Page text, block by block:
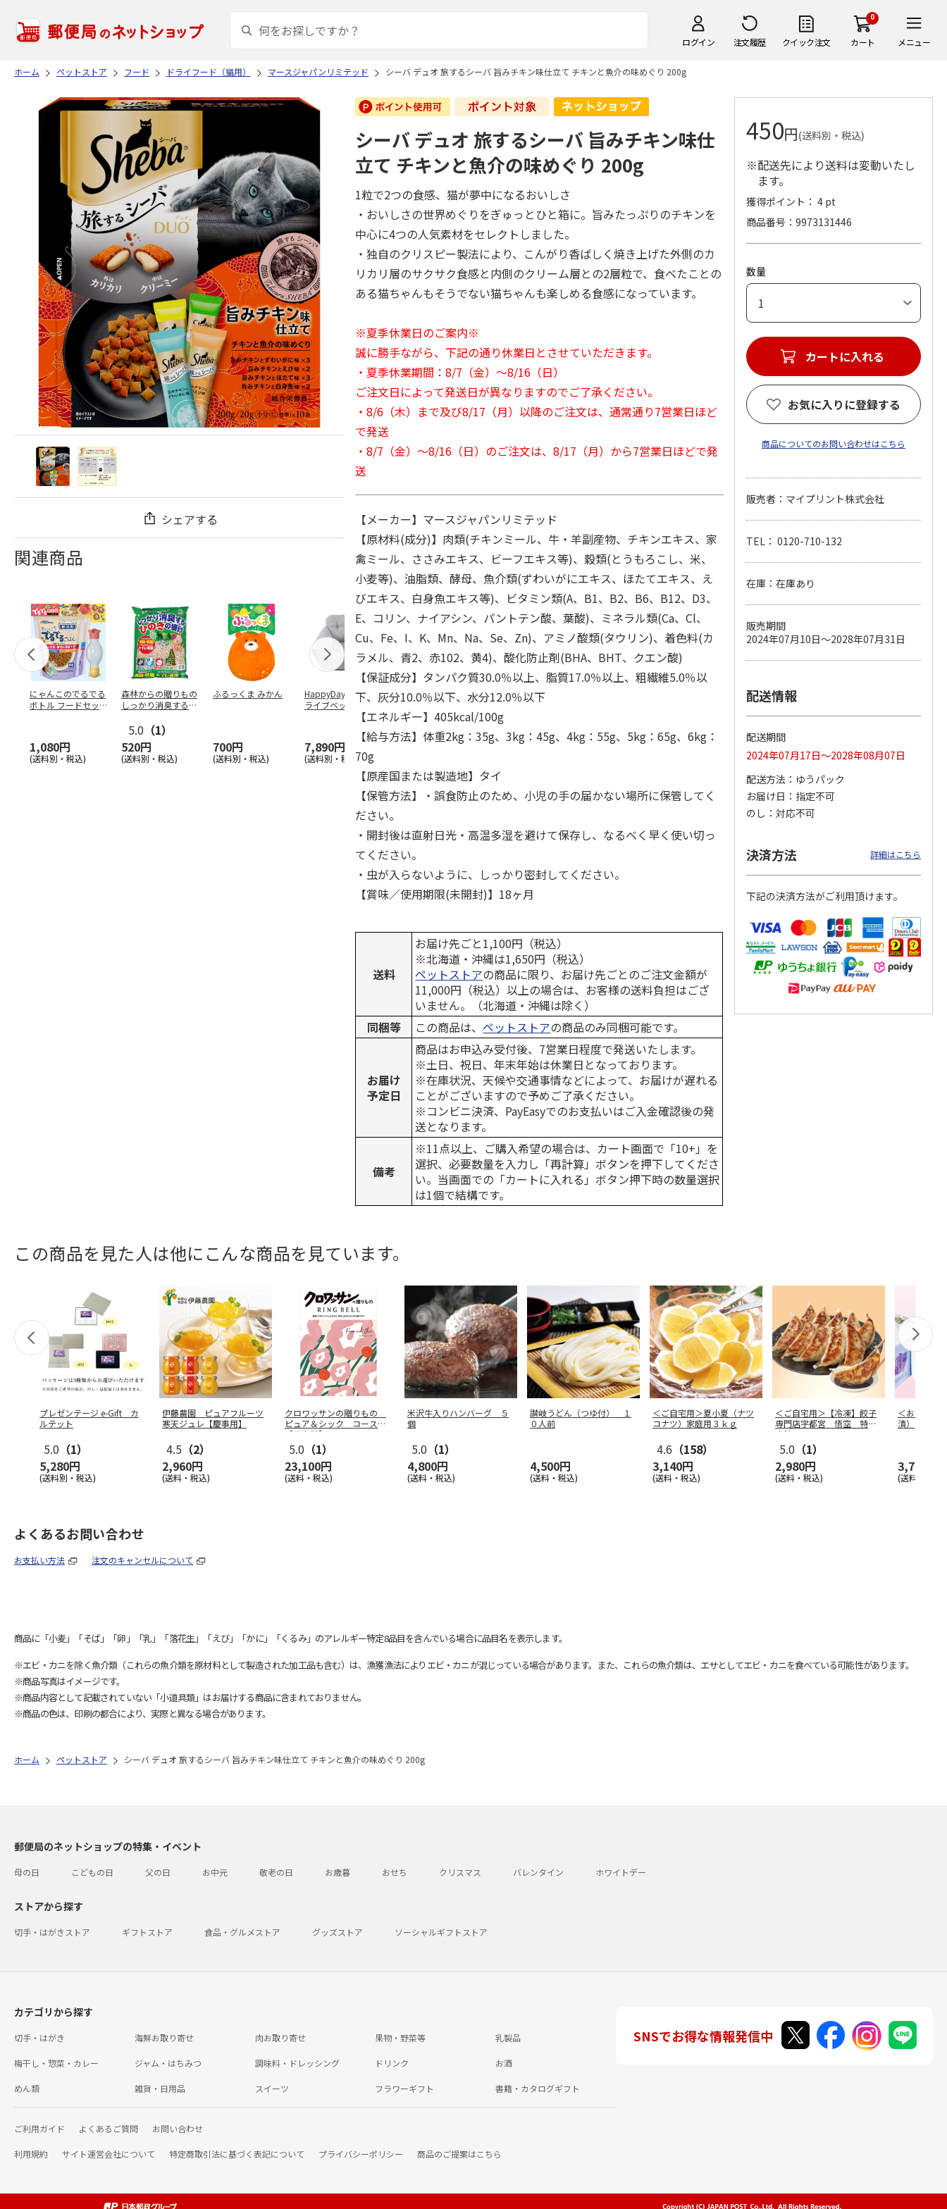
ログイン 注文履歴 クイック注文
0
カート メニュー
ホーム ペットストア フード ドライフード（猫用） マースジャパンリミテッド シーバ デュオ 旅するシーバ 旨みチキン味仕立て チキンと魚介の味めぐり 200g
シェアする
関連商品
にゃんこのでるでる
ボトル フードセッ
1,080円
(送料別・税込)
森林からの贈りもの
しっかり消臭するひ
5.0 （1）
520円
(送料別・税込)
ふるっくま みかん
700円
(送料別・税込)
HappyDays 2wayド
ライブベッド グレ
7,890円
(送料別・税込)
獣医師開発 ニオイ
をとる砂専用 猫ト
イレ ナチュラルグ
1,550円
デオトイレ 飛び散
らない消臭・抗菌サ
ンド 4L
1,320円 470円 120円
ペット線香 虹のか
なた フルーティフ
ローラルの香り
590円
(送料別・税込)
100円
(送料別・税込)
シーバ デュオ 旅するシーバ 旨みチキン味仕
立て チキンと魚介の味めぐり 200g
1粒で2つの食感、猫が夢中になるおいしさ
・おいしさの世界めぐりをぎゅっとひと箱に。旨みたっぷりのチキンを
中心に4つの人気素材をセレクトしました。
・独自のクリスピー製法により、こんがり香ばしく焼き上げた外側のカ
リカリ層のサクサク食感と内側のクリーム層との2層粒で、食べたことの
ある猫ちゃんもそうでない猫ちゃんも楽しめる食感になっています。
※夏季休業日のご案内※
誠に勝手ながら、下記の通り休業日とさせていただきます。
・夏季休業期間：8/7（金）～8/16（日）
ご注文日によって発送日が異なりますのでご了承ください。
・8/6（木）まで及び8/17（月）以降のご注文は、通常通り7営業日ほど
で発送
・8/7（金）～8/16（日）のご注文は、8/17（月）から7営業日ほどで発
送
【メーカー】マースジャパンリミテッド
【原材料(成分)】肉類(チキンミール、牛・羊副産物、チキンエキス、家
禽ミール、ささみエキス、ビーフエキス等)、穀類(とうもろこし、米、
小麦等)、油脂類、酵母、魚介類(ずわいがにエキス、ほたてエキス、え
びエキス、白身魚エキス等)、ビタミン類(A、B1、B2、B6、B12、D3、
E、コリン、ナイアシン、パントテン酸、葉酸)、ミネラル類(Ca、Cl、
Cu、Fe、I、K、Mn、Na、Se、Zn)、アミノ酸類(タウリン)、着色料(カ
ラメル、青2、赤102、黄4)、酸化防止剤(BHA、BHT、クエン酸)
【保証成分】タンパク質30.0％以上、脂質17.0％以上、粗繊維5.0％以
下、灰分10.0％以下、水分12.0％以下
【エネルギー】405kcal/100g
【給与方法】体重2kg：35g、3kg：45g、4kg：55g、5kg：65g、6kg：
70g
【原産国または製造地】タイ
【保管方法】・誤食防止のため、小児の手の届かない場所に保管してく
ださい。
・開封後は直射日光・高温多湿を避けて保存し、なるべく早く使い切っ
てください。
・虫が入らないように、しっかり密封してください。
【賞味／使用期限(未開封)】18ヶ月
送料
お届け先ごと1,100円（税込）
※北海道・沖縄は1,650円（税込）
ペットストアの商品に限り、お届け先ごとのご注文金額が
11,000円（税込）以上の場合は、お客様の送料負担はござ
いません。（北海道・沖縄は除く）
同梱等
この商品は、ペットストアの商品のみ同梱可能です。
お届け
予定日
商品はお申込み受付後、7営業日程度で発送いたします。
※土日、祝日、年末年始は休業日となっております。
※在庫状況、天候や交通事情などによって、お届けが遅れる
ことがございますので予めご了承ください。
※コンビニ決済、PayEasyでのお支払いはご入金確認後の発
送となります。
備考
※11点以上、ご購入希望の場合は、カート画面で「10+」を
選択、必要数量を入力し「再計算」ボタンを押下してくださ
い。当画面での「カートに入れる」ボタン押下時の数量選択
は1個で結構です。
450円(送料別・税込)
※配送先により送料は変動いたし
ます。
獲得ポイント： 4 pt
商品番号
9973131446
数量
カートに入れる
お気に入りに登録する
商品についてのお問い合わせはこちら
販売者：マイプリント株式会社
TEL： 0120-710-132
在庫：在庫あり
販売期間
2024年07月10日～2028年07月31日
配送情報
配送期間
2024年07月17日～2028年08月07日
配送方法
ゆうパック
お届け日
指定不可
のし
対応不可
決済方法 詳細はこちら
下記の決済方法がご利用頂けます。
この商品を見た人は他にこんな商品を見ています。
プレゼンテージ e-Gift カ
ルテット
5.0 （1）
5,280円
(送料別・税込)
伊藤農園 ピュアフルーツ
寒天ジュレ【慶事用】
4.5 （2）
2,960円
(送料・税込)
クロワッサンの贈りもの
ピュア＆シック コース
【弔事用】
5.0 （1）
23,100円
(送料・税込)
米沢牛入りハンバーグ ５
個
5.0 （1）
4,800円
(送料・税込)
讃岐うどん（つゆ付） １
０人前
4,500円
(送料・税込)
＜ご自宅用＞夏小夏（ナツ
コナツ）家庭用３ｋｇ
4.6 （158）
3,140円
(送料・税込)
＜ご自宅用＞【冷凍】餃子
専門店宇都宮 悟空 特製
肉餃子
5.0 （1）
2,980円
(送料・税込)
＜お中元＞
漬）
3,750円
(送料・税込)
よくあるお問い合わせ
お支払い方法 注文のキャンセルについて
商品に「小麦」「そば」「卵」「乳」「落花生」「えび」「かに」「くるみ」のアレルギー特定8品目を含んでいる場合に品目名を表示します。
※エビ・カニを除く魚介類（これらの魚介類を原材料として製造された加工品も含む）は、漁獲漁法によりエビ・カニが混じっている場合があります。また、これらの魚介類は、エサとしてエビ・カニを食べている可能性があります。
※商品写真はイメージです。
※商品内容として記載されていない「小道具類」はお届けする商品に含まれておりません。
※商品の色は、印刷の都合により、実際と異なる場合があります。
ホーム ペットストア シーバ デュオ 旅するシーバ 旨みチキン味仕立て チキンと魚介の味めぐり 200g
郵便局のネットショップの特集・イベント
母の日 こどもの日 父の日 お中元 敬老の日 お歳暮 おせち クリスマス バレンタイン ホワイトデー
ストアから探す
切手・はがきストア ギフトストア 食品・グルメストア グッズストア ソーシャルギフトストア
カテゴリから探す
切手・はがき 海鮮お取り寄せ 肉お取り寄せ 果物・野菜等 乳製品
梅干し・惣菜・カレー ジャム・はちみつ 調味料・ドレッシング ドリンク お酒
めん類 雑貨・日用品 スイーツ フラワーギフト 書籍・カタログギフト
ご利用ガイド よくあるご質問 お問い合わせ
利用規約 サイト運営会社について 特定商取引法に基づく表記について プライバシーポリシー 商品のご提案はこちら
SNSでお得な情報発信中